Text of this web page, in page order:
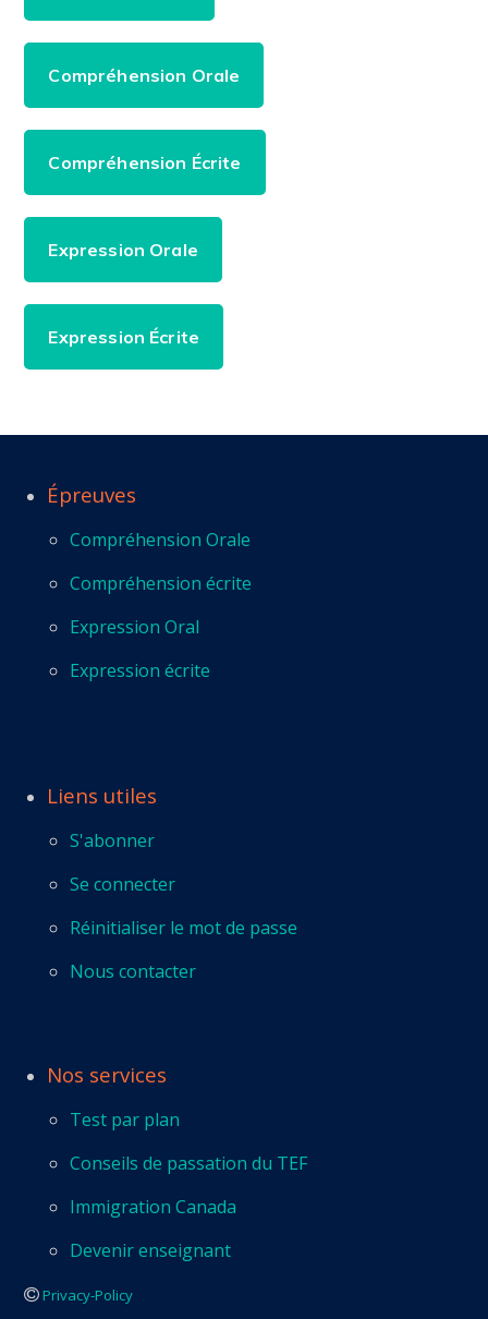
Compréhension Orale
Compréhension Écrite
Expression Orale
Expression Écrite
Épreuves
Compréhension Orale
Compréhension écrite
Expression Oral
Expression écrite
Liens utiles
S'abonner
Se connecter
Réinitialiser le mot de passe
Nous contacter
Nos services
Test par plan
Conseils de passation du TEF
Immigration Canada
Devenir enseignant
Privacy-Policy